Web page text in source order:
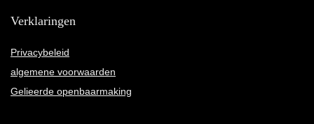
Verklaringen
Privacybeleid
algemene voorwaarden
Gelieerde openbaarmaking